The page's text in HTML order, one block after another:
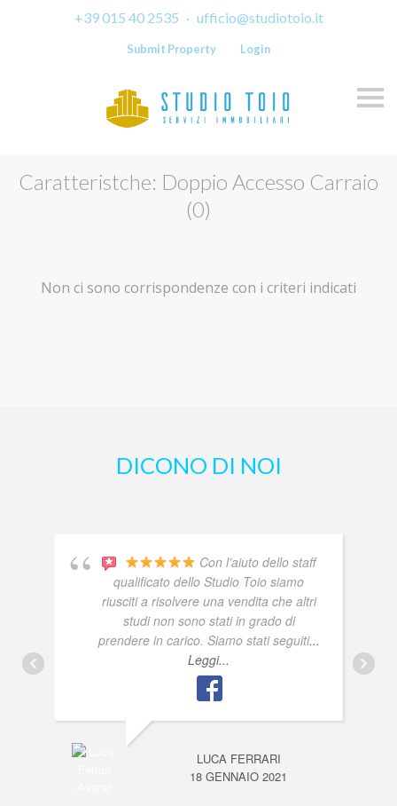
+39 015 40 2535 · ufficio@studiotoio.it
Submit Property Login
Caratteristche: Doppio Accesso Carraio
(0)
Non ci sono corrispondenze con i criteri indicati
DICONO DI NOI
Con l’aiuto dello staff
qualificato dello Studio Toio siamo
riusciti a risolvere una vendita che altri
studi non sono stati in grado di
prendere in carico. Siamo stati seguiti...
Leggi...
LUCA FERRARI
18 GENNAIO 2021